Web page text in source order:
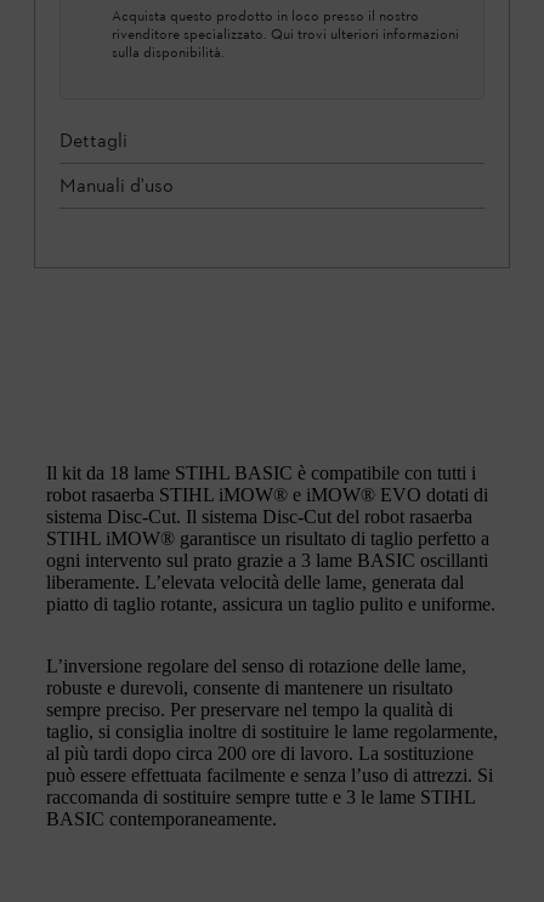
Acquista questo prodotto in loco presso il nostro
rivenditore specializzato. Qui trovi ulteriori informazioni
sulla disponibilità.
Dettagli
Manuali d'uso
Il kit da 18 lame STIHL BASIC è compatibile con tutti i
robot rasaerba STIHL iMOW® e iMOW® EVO dotati di
sistema Disc-Cut. Il sistema Disc-Cut del robot rasaerba
STIHL iMOW® garantisce un risultato di taglio perfetto a
ogni intervento sul prato grazie a 3 lame BASIC oscillanti
liberamente. L’elevata velocità delle lame, generata dal
piatto di taglio rotante, assicura un taglio pulito e uniforme.
L’inversione regolare del senso di rotazione delle lame,
robuste e durevoli, consente di mantenere un risultato
sempre preciso. Per preservare nel tempo la qualità di
taglio, si consiglia inoltre di sostituire le lame regolarmente,
al più tardi dopo circa 200 ore di lavoro. La sostituzione
può essere effettuata facilmente e senza l’uso di attrezzi. Si
raccomanda di sostituire sempre tutte e 3 le lame STIHL
BASIC contemporaneamente.